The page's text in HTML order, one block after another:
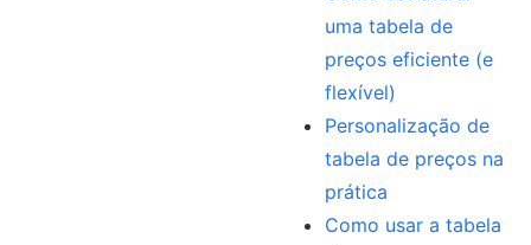
uma tabela de
preços eficiente (e
flexível)
Personalização de
tabela de preços na
prática
Como usar a tabela